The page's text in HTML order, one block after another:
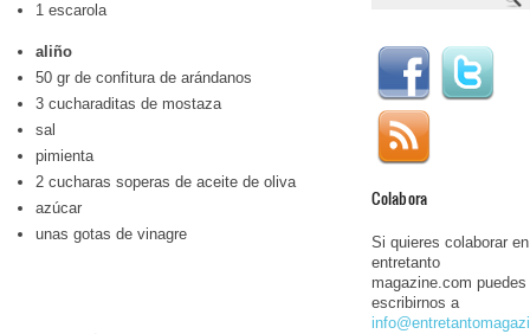
1 escarola
aliño
50 gr de confitura de arándanos
3 cucharaditas de mostaza
sal
pimienta
2 cucharas soperas de aceite de oliva
azúcar
unas gotas de vinagre
Colabora
Si quieres colaborar en
entretanto
magazine.com puedes
escribirnos a